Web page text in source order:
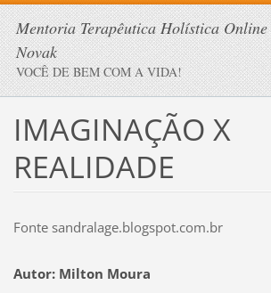
Mentoria Terapêutica Holística Online
Novak
VOCÊ DE BEM COM A VIDA!
IMAGINAÇÃO X
REALIDADE
Fonte sandralage.blogspot.com.br
Autor: Milton Moura